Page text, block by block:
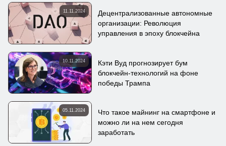
11.11.2024
Децентрализованные автономные
организации: Революция
управления в эпоху блокчейна
10.11.2024
Кэти Вуд прогнозирует бум
блокчейн-технологий на фоне
победы Трампа
05.11.2024
Что такое майнинг на смартфоне и
можно ли на нем сегодня
заработать